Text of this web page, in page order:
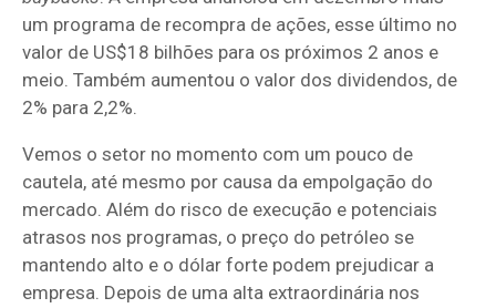
um programa de recompra de ações, esse último no
valor de US$18 bilhões para os próximos 2 anos e
meio. Também aumentou o valor dos dividendos, de
2% para 2,2%.
Vemos o setor no momento com um pouco de
cautela, até mesmo por causa da empolgação do
mercado. Além do risco de execução e potenciais
atrasos nos programas, o preço do petróleo se
mantendo alto e o dólar forte podem prejudicar a
empresa. Depois de uma alta extraordinária nos